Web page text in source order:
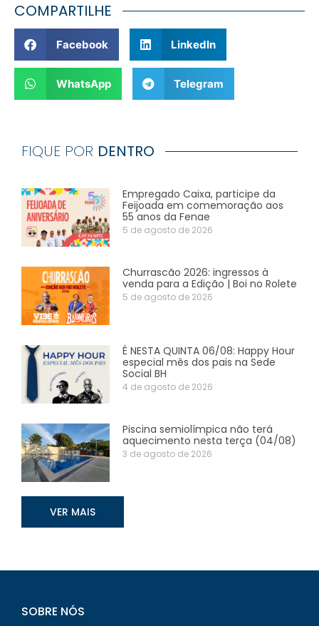
COMPARTILHE
Facebook LinkedIn
WhatsApp Telegram
FIQUE POR DENTRO
Empregado Caixa, participe da
Feijoada em comemoração aos
55 anos da Fenae
5 de agosto de 2026
Churrascão 2026: ingressos à
venda para a Edição | Boi no Rolete
5 de agosto de 2026
É NESTA QUINTA 06/08: Happy Hour
especial mês dos pais na Sede
Social BH
4 de agosto de 2026
Piscina semiolímpica não terá
aquecimento nesta terça (04/08)
3 de agosto de 2026
VER MAIS
SOBRE NÓS